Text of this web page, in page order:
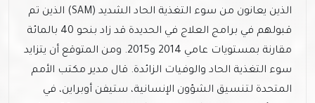
الذين يعانون من سوء التغذية الحاد الشديد (SAM) الذين تم
قبولهم في برامج العلاج في الحديدة قد زاد بنحو 40 بالمائة
مقارنة بمستويات عامي 2014 و2015. ومن المتوقع أن يتزايد
سوء التغذية الحاد والوفيات الزائدة. قال مدير مكتب الأمم
المتحدة لتنسيق الشؤون الإنسانية، ستيفن أوبراين، في